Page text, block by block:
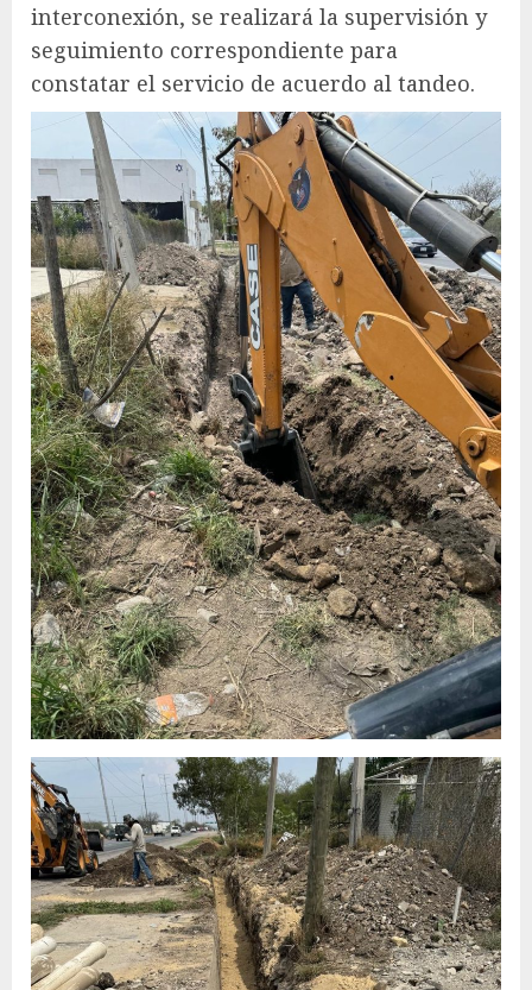
interconexión, se realizará la supervisión y
seguimiento correspondiente para
constatar el servicio de acuerdo al tandeo.